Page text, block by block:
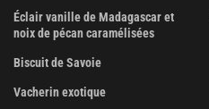
Éclair vanille de Madagascar et
noix de pécan caramélisées
Biscuit de Savoie
Vacherin exotique